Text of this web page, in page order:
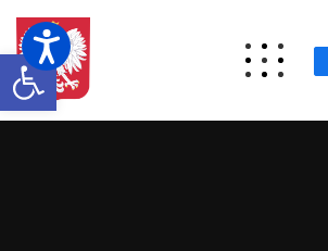
Otwórz pasek